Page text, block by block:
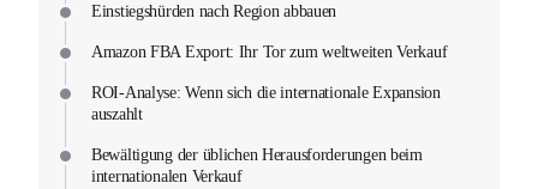
Einstiegshürden nach Region abbauen
Amazon FBA Export: Ihr Tor zum weltweiten Verkauf
ROI-Analyse: Wenn sich die internationale Expansion
auszahlt
Bewältigung der üblichen Herausforderungen beim
internationalen Verkauf